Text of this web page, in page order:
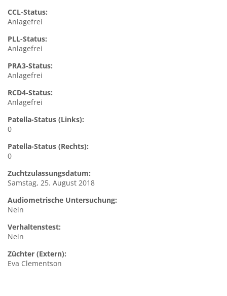
CCL-Status:
Anlagefrei
PLL-Status:
Anlagefrei
PRA3-Status:
Anlagefrei
RCD4-Status:
Anlagefrei
Patella-Status (Links):
0
Patella-Status (Rechts):
0
Zuchtzulassungsdatum:
Samstag, 25. August 2018
Audiometrische Untersuchung:
Nein
Verhaltenstest:
Nein
Züchter (Extern):
Eva Clementson